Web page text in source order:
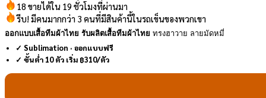
18 ขายได้ใน 19 ชั่วโมงที่ผ่านมา
รีบ! มีคนมากกว่า 3 คนที่มีสินค้านี้ในรถเข็นของพวกเขา
ออกแบบเสื้อทีมผ้าไทย รับผลิตเสื้อทีมผ้าไทย ทรงฮาวาย ลายมัดหมี่
✓ Sublimation · ออกแบบฟรี
✓ ขั้นต่ำ 10 ตัว เริ่ม ฿310/ตัว